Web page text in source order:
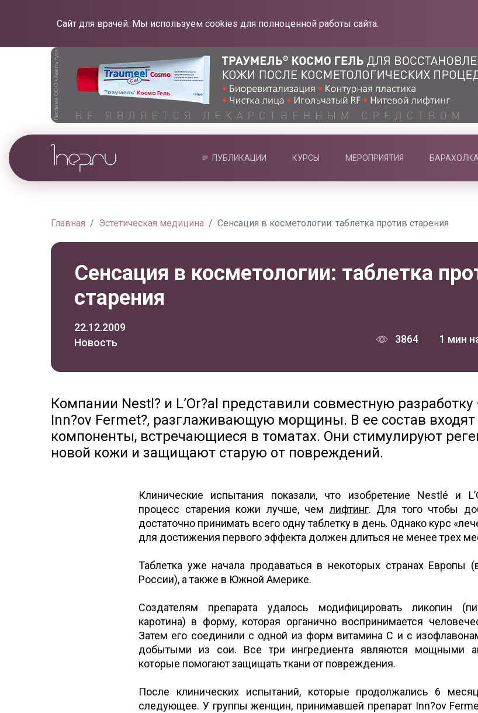
Сайт для врачей. Мы используем cookies для полноценной работы сайта.
ПУБЛИКАЦИИ КУРСЫ МЕРОПРИЯТИЯ БАРАХОЛКА
Главная Эстетическая медицина Сенсация в косметологии: таблетка против старения
Сенсация в косметологии: таблетка
старения
22.12.2009
Новость
3864 1 мин
Компании Nestl? и L’Or?al представили совместную разработку
Inn?ov Fermet?, разглаживающую морщины. В ее состав входят
компоненты, встречающиеся в томатах. Они стимулируют
новой кожи и защищают старую от повреждений.
Клинические испытания показали, что изобретение Nestlé и
процесс старения кожи лучше, чем лифтинг. Для того чтобы
достаточно принимать всего одну таблетку в день. Однако курс
для достижения первого эффекта должен длиться не менее трех
Таблетка уже начала продаваться в некоторых странах Европы
России), а также в Южной Америке.
Создателям препарата удалось модифицировать ликопин
каротина) в форму, которая органично воспринимается
Затем его соединили с одной из форм витамина С и с
добытыми из сои. Все три ингредиента являются мощными
которые помогают защищать ткани от повреждения.
После клинических испытаний, которые продолжались 6
следующее. У группы женщин, принимавшей препарат Inn?ov